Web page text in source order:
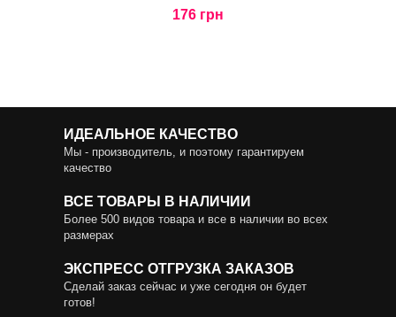
176 грн
ИДЕАЛЬНОЕ КАЧЕСТВО
Мы - производитель, и поэтому гарантируем
качество
ВСЕ ТОВАРЫ В НАЛИЧИИ
Более 500 видов товара и все в наличии во всех
размерах
ЭКСПРЕСС ОТГРУЗКА ЗАКАЗОВ
Сделай заказ сейчас и уже сегодня он будет
готов!